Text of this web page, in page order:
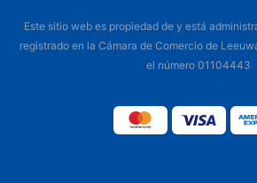
Este sitio web es propiedad de y está
registrado en la Cámara de Comercio de
el número 01104443